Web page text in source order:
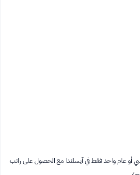
أو عام واحد فقط في آيسلندا مع الحصول على راتب